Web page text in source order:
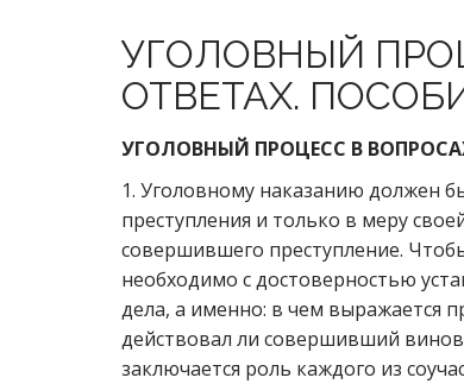
УГОЛОВНЫЙ
ОТВЕТАХ.
УГОЛОВНЫЙ ПРОЦЕСС В
1. Уголовному наказанию должен
преступления и только в меру
совершившего преступление.
необходимо с достоверностью
дела, а именно: в чем выражается
действовал ли совершивший
заключается роль каждого из